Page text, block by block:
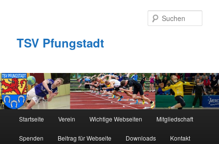
TSV Pfungstadt
Startseite Verein Wichtige Webseiten Mitgliedschaft
Spenden Beitrag für Webseite Downloads Kontakt